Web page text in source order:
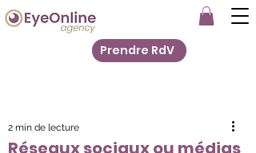
Prendre RdV
Réseaux sociaux ou médias
2 min de lecture